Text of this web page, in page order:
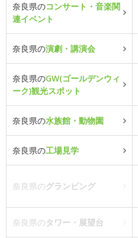
奈良県のコンサート・音楽関
連イベント
奈良県の演劇・講演会
奈良県のGW(ゴールデンウィ
ーク)観光スポット
奈良県の水族館・動物園
奈良県の工場見学
奈良県のグランピング
奈良県のタワー・展望台